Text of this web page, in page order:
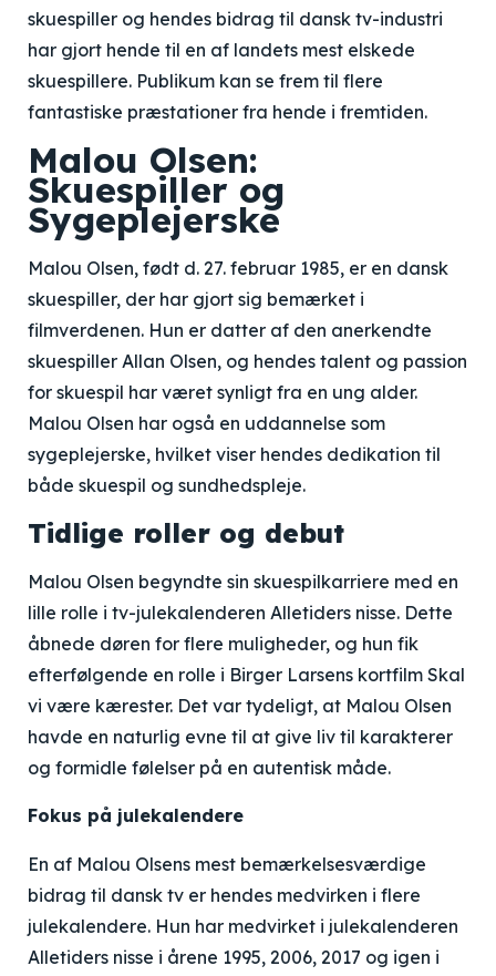
skuespiller og hendes bidrag til dansk tv-industri
har gjort hende til en af landets mest elskede
skuespillere. Publikum kan se frem til flere
fantastiske præstationer fra hende i fremtiden.
Malou Olsen:
Skuespiller og
Sygeplejerske
Malou Olsen, født d. 27. februar 1985, er en dansk
skuespiller, der har gjort sig bemærket i
filmverdenen. Hun er datter af den anerkendte
skuespiller Allan Olsen, og hendes talent og passion
for skuespil har været synligt fra en ung alder.
Malou Olsen har også en uddannelse som
sygeplejerske, hvilket viser hendes dedikation til
både skuespil og sundhedspleje.
Tidlige roller og debut
Malou Olsen begyndte sin skuespilkarriere med en
lille rolle i tv-julekalenderen Alletiders nisse. Dette
åbnede døren for flere muligheder, og hun fik
efterfølgende en rolle i Birger Larsens kortfilm Skal
vi være kærester. Det var tydeligt, at Malou Olsen
havde en naturlig evne til at give liv til karakterer
og formidle følelser på en autentisk måde.
Fokus på julekalendere
En af Malou Olsens mest bemærkelsesværdige
bidrag til dansk tv er hendes medvirken i flere
julekalendere. Hun har medvirket i julekalenderen
Alletiders nisse i årene 1995, 2006, 2017 og igen i